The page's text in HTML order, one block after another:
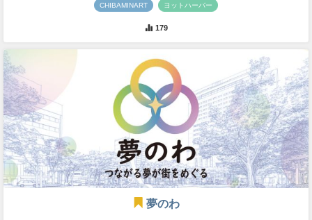
CHIBAMINART ヨットハーバー
179
夢のわ